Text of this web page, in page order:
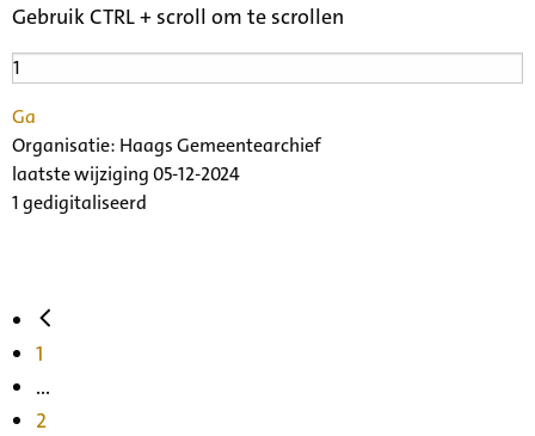
Gebruik CTRL + scroll om te scrollen
Ga
Organisatie: Haags Gemeentearchief
laatste wijziging 05-12-2024
1 gedigitaliseerd
1
...
2